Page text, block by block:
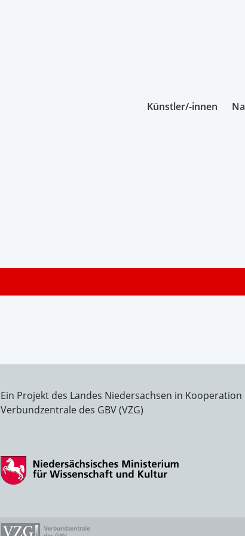
Künstler/-innen
Ein Projekt des Landes Niedersachsen in
Verbundzentrale des GBV (VZG)